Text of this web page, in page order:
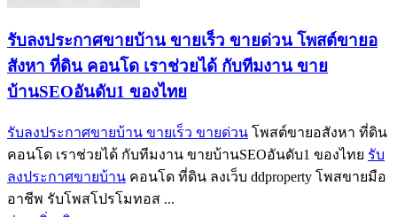
รับลงประกาศขายบ้าน ขายเร็ว ขายด่วน โพสต์ขายอ
สังหา ที่ดิน คอนโด เราช่วยได้ กับทีมงาน ขาย
บ้านSEOอันดับ1 ของไทย
รับลงประกาศขายบ้าน ขายเร็ว ขายด่วน โพสต์ขายอสังหา ที่ดิน
คอนโด เราช่วยได้ กับทีมงาน ขายบ้านSEOอันดับ1 ของไทย รับ
ลงประกาศขายบ้าน คอนโด ที่ดิน ลงเว็บ ddproperty โพสขายมือ
อาชีพ รับโพสโปรโมทอส ...